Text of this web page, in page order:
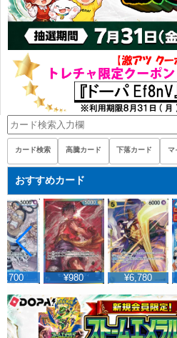
カード検索 高騰カード 下落カード マ
おすすめカード
¥980 ¥6,780